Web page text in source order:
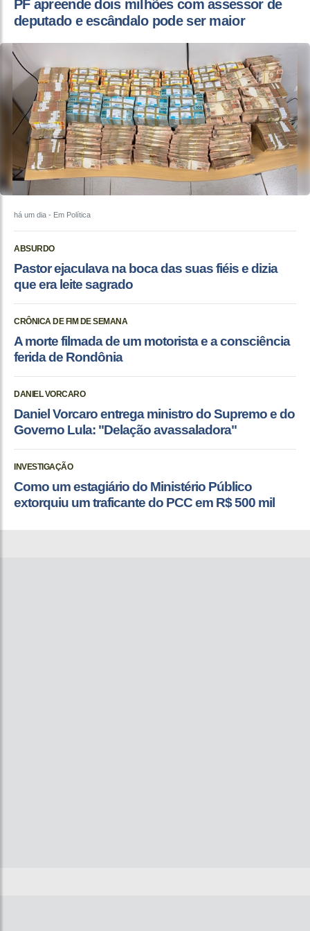
PF apreende dois milhões com assessor de
deputado e escândalo pode ser maior
há um dia - Em Política
ABSURDO
Pastor ejaculava na boca das suas fiéis e dizia
que era leite sagrado
CRÔNICA DE FIM DE SEMANA
A morte filmada de um motorista e a consciência
ferida de Rondônia
DANIEL VORCARO
Daniel Vorcaro entrega ministro do Supremo e do
Governo Lula: "Delação avassaladora"
INVESTIGAÇÃO
Como um estagiário do Ministério Público
extorquiu um traficante do PCC em R$ 500 mil